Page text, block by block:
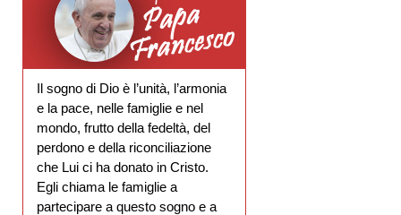
Il sogno di Dio è l’unità, l’armonia
e la pace, nelle famiglie e nel
mondo, frutto della fedeltà, del
perdono e della riconciliazione
che Lui ci ha donato in Cristo.
Egli chiama le famiglie a
partecipare a questo sogno e a